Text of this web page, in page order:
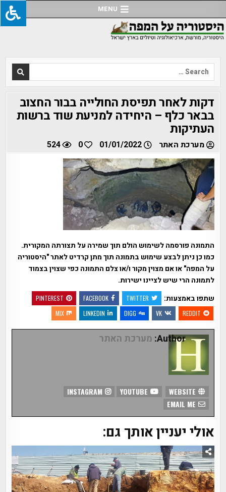
to
content
MENU
Search
for:
דקות לאחר תפיסת החולייה בבור החצוב
בבאר כלף – היחידה למניעת שוד ברשות
העתיקות
מערכת האתר 01/01/2022
0
524
התמונה פורסמה לשימוש הולם תוך שמירה על תצורתה המקורית.
כמו כן ניתן לבצע שימוש בתמונה תוך מתן קרדיט לאתר "היסטוריה
על המפה" או אם מצוין מקור ו/או צלם התמונה כפי שצוין בצמוד
לתמונה הרי שיש לציינו ישירות.
שתפו באמצעות:
TWITTER
FACEBOOK
PINTEREST
REDDIT
VK
DIGG
LINKEDIN
MIX
Author: מערכת האתר
INSTAGRAM
אולי יעניין אותך גם: